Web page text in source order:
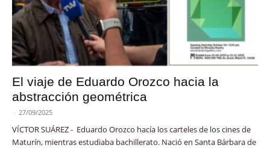
El viaje de Eduardo Orozco hacia la
abstracción geométrica
- 27/09/2025
VÍCTOR SUÁREZ - Eduardo Orozco hacía los carteles de los cines de
Maturín, mientras estudiaba bachillerato. Nació en Santa Bárbara de